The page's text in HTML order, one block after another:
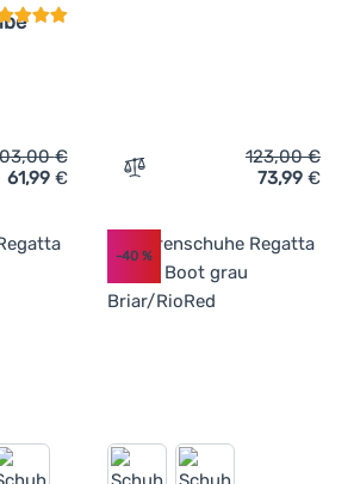
Regatta Holcombe
€
61,99 € Zum Vergleich
123,00€
73,99 €
-40%